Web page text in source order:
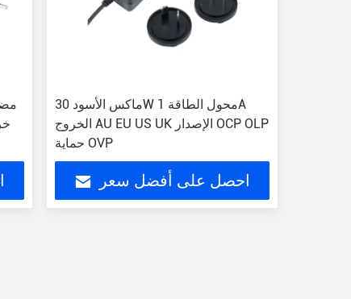
ماكس الأسود 30W محول الطاقة 1A
الخروج AU EU US UK الإصدار OCP OLP
حماية OVP
احصل على أفضل سعر